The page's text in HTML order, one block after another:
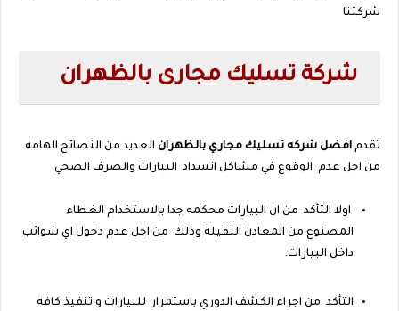
شركتنا
شركة تسليك مجارى بالظهران
تقدم افضل شركه تسليك مجاري بالظهران العديد من النصائح الهامه
من اجل عدم الوقوع في مشاكل انسداد البيارات والصرف الصحي
اولا التأكد من ان البيارات محكمه جدا بالاستخدام الغطاء
المصنوع من المعادن الثقيلة وذلك من اجل عدم دخول اي شوائب
داخل البيارات.
التأكد من اجراء الكشف الدوري باستمرار للبيارات و تنفيذ كافه